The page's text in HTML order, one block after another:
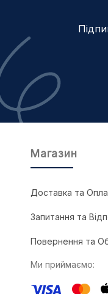
Магазин
Доставка та
Запитання та
Повернення та
Ми приймаємо: